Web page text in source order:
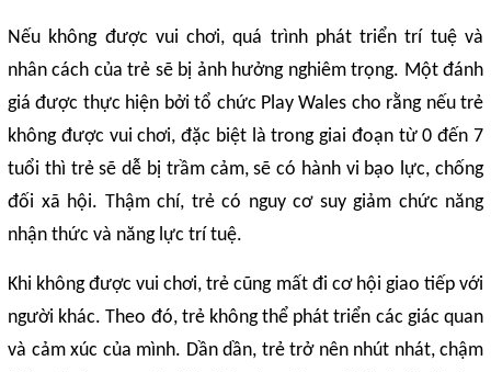
Nếu không được vui chơi, quá trình phát triển trí tuệ và
nhân cách của trẻ sẽ bị ảnh hưởng nghiêm trọng. Một đánh
giá được thực hiện bởi tổ chức Play Wales cho rằng nếu trẻ
không được vui chơi, đặc biệt là trong giai đoạn từ 0 đến 7
tuổi thì trẻ sẽ dễ bị trầm cảm, sẽ có hành vi bạo lực, chống
đối xã hội. Thậm chí, trẻ có nguy cơ suy giảm chức năng
nhận thức và năng lực trí tuệ.
Khi không được vui chơi, trẻ cũng mất đi cơ hội giao tiếp với
người khác. Theo đó, trẻ không thể phát triển các giác quan
và cảm xúc của mình. Dần dần, trẻ trở nên nhút nhát, chậm